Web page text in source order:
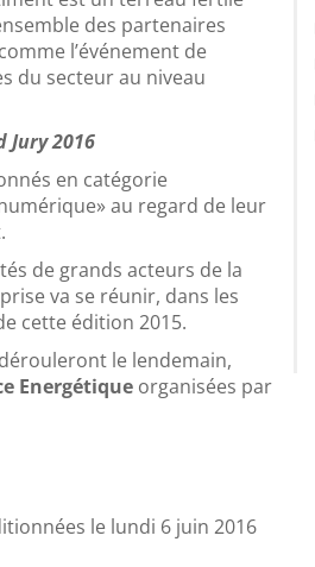
des partenaires
l’événement de
du secteur au niveau
Jury 2016
en catégorie
au regard de leur
de grands acteurs de la
va se réunir, dans les
cette édition 2015.
le lendemain,
Energétique organisées par
le lundi 6 juin 2016